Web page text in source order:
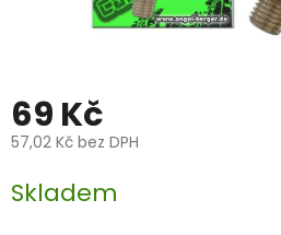
69 Kč
57,02 Kč bez DPH
cena:
Skladem